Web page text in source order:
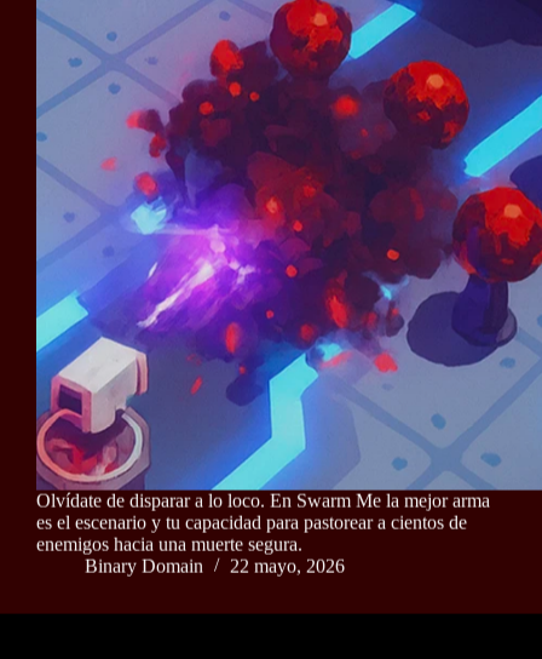
Olvídate de disparar a lo loco. En Swarm Me la mejor arma
es el escenario y tu capacidad para pastorear a cientos de
enemigos hacia una muerte segura.
Binary Domain
22 mayo, 2026